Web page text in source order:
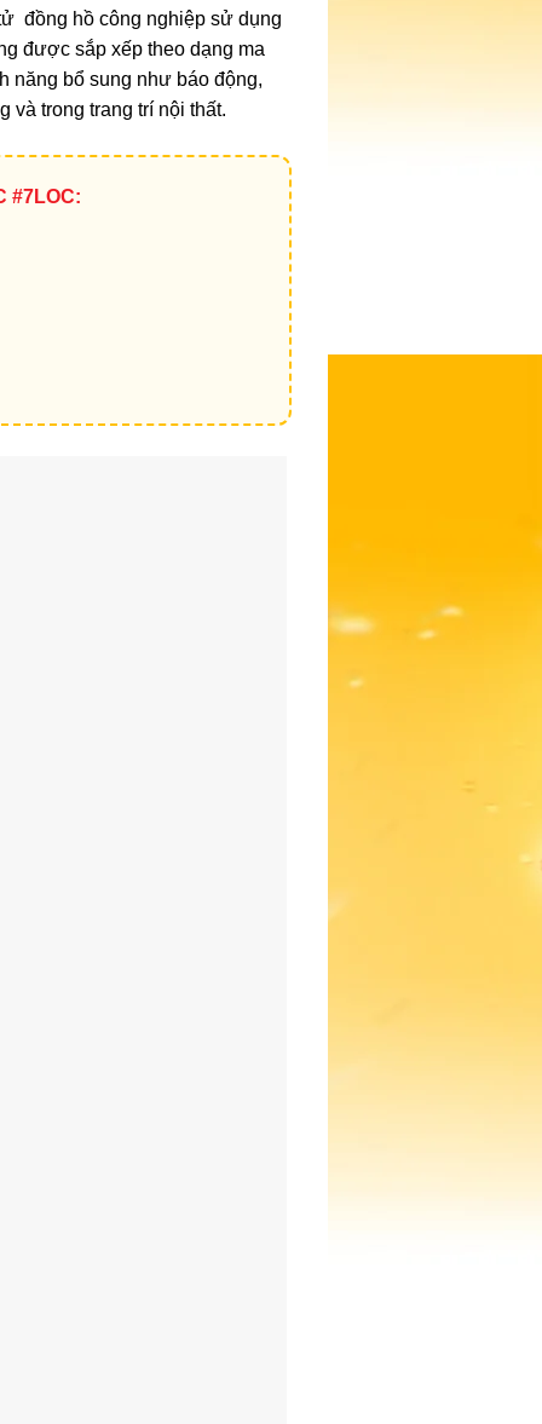
đồng hồ công nghiệp sử dụng
được sắp xếp theo dạng ma
năng bổ sung như báo động,
và trong trang trí nội thất.
#7LOC: